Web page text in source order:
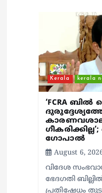
Kerala kerala
‘FCRA
ഗോപാൽ
August 6,
വിദേശ
ഭേദഗതി
പ്രതിഷേധം